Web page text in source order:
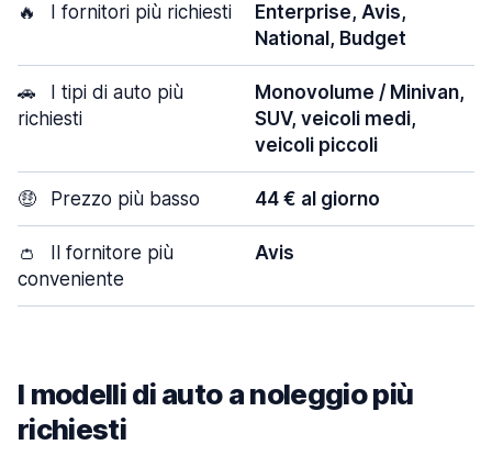
🔥 I fornitori più richiesti
Enterprise, Avis,
National, Budget
🚗
I tipi di auto più
richiesti
Monovolume / Minivan,
SUV, veicoli medi,
veicoli piccoli
🤑 Prezzo più basso 44 € al giorno
👛
Il fornitore più
conveniente
Avis
I modelli di auto a noleggio più
richiesti